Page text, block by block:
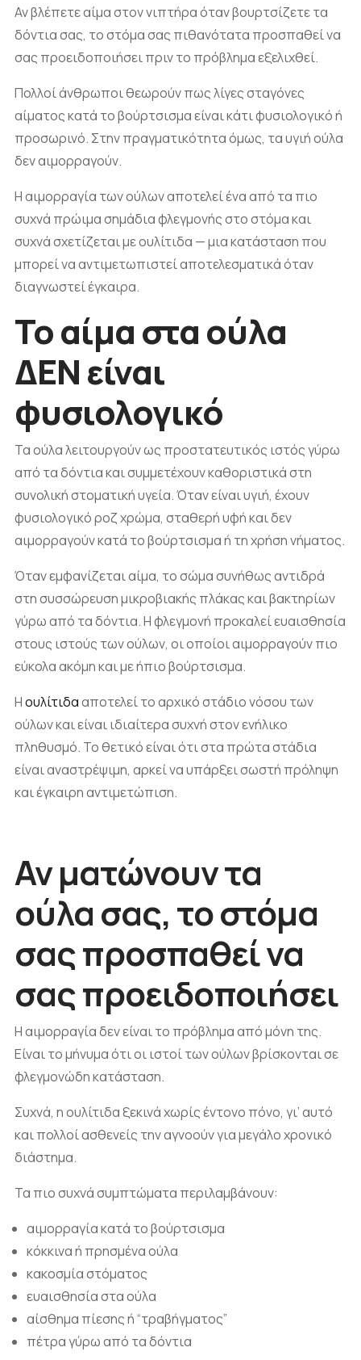
Αν βλέπετε αίμα στον νιπτήρα όταν βουρτσίζετε τα
δόντια σας, το στόμα σας πιθανότατα προσπαθεί να
σας προειδοποιήσει πριν το πρόβλημα εξελιχθεί.
Πολλοί άνθρωποι θεωρούν πως λίγες σταγόνες
αίματος κατά το βούρτσισμα είναι κάτι φυσιολογικό ή
προσωρινό. Στην πραγματικότητα όμως, τα υγιή ούλα
δεν αιμορραγούν.
Η αιμορραγία των ούλων αποτελεί ένα από τα πιο
συχνά πρώιμα σημάδια φλεγμονής στο στόμα και
συχνά σχετίζεται με ουλίτιδα — μια κατάσταση που
μπορεί να αντιμετωπιστεί αποτελεσματικά όταν
διαγνωστεί έγκαιρα.
Το αίμα στα ούλα
ΔΕΝ είναι
φυσιολογικό
Τα ούλα λειτουργούν ως προστατευτικός ιστός γύρω
από τα δόντια και συμμετέχουν καθοριστικά στη
συνολική στοματική υγεία. Όταν είναι υγιή, έχουν
φυσιολογικό ροζ χρώμα, σταθερή υφή και δεν
αιμορραγούν κατά το βούρτσισμα ή τη χρήση νήματος.
Όταν εμφανίζεται αίμα, το σώμα συνήθως αντιδρά
στη συσσώρευση μικροβιακής πλάκας και βακτηρίων
γύρω από τα δόντια. Η φλεγμονή προκαλεί ευαισθησία
στους ιστούς των ούλων, οι οποίοι αιμορραγούν πιο
εύκολα ακόμη και με ήπιο βούρτσισμα.
Ηουλίτιδααποτελεί το αρχικό στάδιο νόσου των
ούλων και είναι ιδιαίτερα συχνή στον ενήλικο
πληθυσμό. Το θετικό είναι ότι στα πρώτα στάδια
είναι αναστρέψιμη, αρκεί να υπάρξει σωστή πρόληψη
και έγκαιρη αντιμετώπιση.
Αν ματώνουν τα
ούλα σας, το στόμα
σας προσπαθεί να
σας προειδοποιήσει
Η αιμορραγία δεν είναι το πρόβλημα από μόνη της.
Είναι το μήνυμα ότι οι ιστοί των ούλων βρίσκονται σε
φλεγμονώδη κατάσταση.
Συχνά, η ουλίτιδα ξεκινά χωρίς έντονο πόνο, γι’ αυτό
και πολλοί ασθενείς την αγνοούν για μεγάλο χρονικό
διάστημα.
Τα πιο συχνά συμπτώματα περιλαμβάνουν:
αιμορραγία κατά το βούρτσισμα
κόκκινα ή πρησμένα ούλα
κακοσμία στόματος
ευαισθησία στα ούλα
αίσθημα πίεσης ή “τραβήγματος”
πέτρα γύρω από τα δόντια